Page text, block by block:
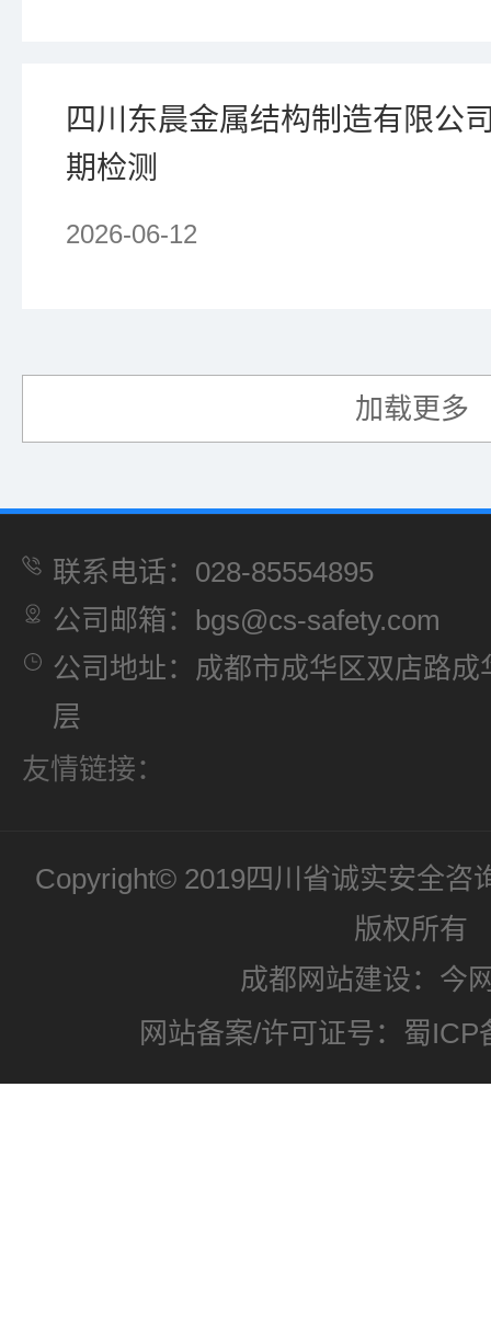
四川东晨金属结构制造有限公
期检测
2026-06-12
加载更多
联系电话：028-85554895
公司邮箱：bgs@cs-safety.com
公司地址：成都市成华区双店路
层
友情链接：
Copyright© 2019四川省诚实安全咨
版权所有
成都网站建设：今
网站备案/许可证号：蜀ICP